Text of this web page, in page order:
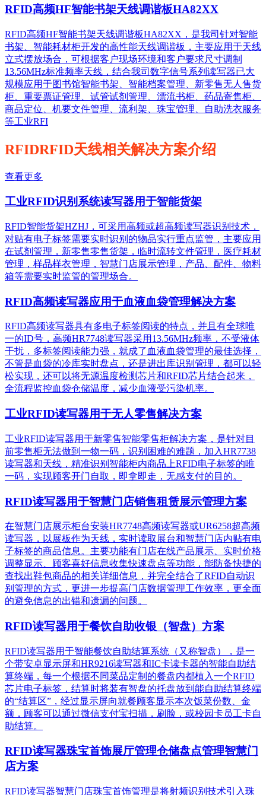
RFID高频HF智能书架天线调谐板HA82XX
RFID高频HF智能书架天线调谐板HA82XX，是我司针对智能
书架、智能耗材柜开发的高性能天线调谐板，主要应用于天线
立式摆放场合，可根据客户现场环境和客户要求尺寸调制
13.56MHz标准频率天线，结合我司数字信号系列读写器已大
规模应用于图书馆智能书架、智能档案管理、新零售无人售货
柜、重要票证管理、试管试剂管理、漂流书柜、药品寄售柜、
商品定位、机要文件管理、流利架、珠宝管理、自助洗衣服务
等工业RFI
RFIDRFID天线相关解决方案介绍
查看更多
工业RFID识别系统读写器用于智能货架
RFID智能货架HZHJ，可采用高频或超高频读写器识别技术，
对贴有电子标签需要实时识别的物品实行重点监管，主要应用
在试剂管理，新零售零售货架，临时流转文件管理，医疗耗材
管理，样品样衣管理，智慧门店展示管理，产品、配件、物料
箱等需要实时监管的管理场合。
RFID高频读写器应用于血液血袋管理解决方案
RFID高频读写器具有多电子标签阅读的特点，并且有全球唯
一的ID号，高频HR7748读写器采用13.56MHz频率，不受液体
干扰，多标签阅读能力强，就成了血液血袋管理的最佳选择，
不管是血袋的冷库实时盘点，还是进出库识别管理，都可以轻
松实现，还可以将无源温度检测芯片和RFID芯片结合起来，
全流程监控血袋仓储温度，减少血液受污染机率。
工业RFID读写器用于无人零售解决方案
工业RFID读写器用于新零售智能零售柜解决方案，是针对目
前零售柜无法做到一物一码，识别困难的难题，加入HR7738
读写器和天线，精准识别​智能柜内商品上RFID电子标签的唯
一码，实现顾客开门自取，即拿即走，无感支付的目的。
RFID读写器用于智慧门店销售租赁展示管理方案
在智慧门店展示柜台安装HR7748高频读写器或UR6258超高频
读写器，以展板作为天线，实时读取展台和智慧门店内贴有电
子标签的商品信息。主要功能有门店在线产品展示、实时价格
调整显示、顾客喜好信息收集快速盘点等功能，能防备快捷的
查找出鞋包商品的相关详细信息，并完全结合了RFID自动识
别管理的方式，更进一步提高门店数据管理工作效率，更全面
的避免信息的出错和遗漏的问题。
RFID读写器用于餐饮自助收银（智盘）方案
RFID读写器用于智能餐饮自助结算系统（又称智盘），是一
个带安卓显示屏和HR9216读写器和IC卡读卡器的智能自助结
算终端，每一个根据不同菜品定制的餐盘内都植入一个RFID
芯片电子标签，结算时将装有智盘的托盘放到能自助结算终端
的“结算区”，经过显示屏向就餐顾客显示本次饭菜份数、金
额，顾客可以通过微信支付宝扫描，刷脸，或校园卡员工卡自
助结算。
RFID读写器珠宝首饰展厅管理仓储盘点管理智慧门
店方案
RFID读写器智慧门店珠宝首饰管理是将射频识别技术引入珠